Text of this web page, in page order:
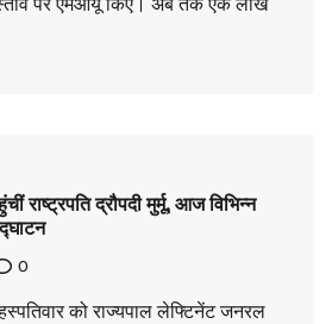
राष्ट्रपति द्रौपदी मुर्मू, आज विभिन्न
0
को राज्यपाल लेफ्टिनेंट जनरल